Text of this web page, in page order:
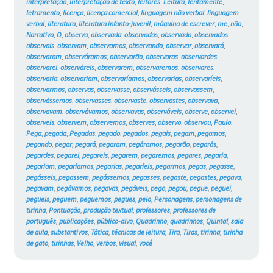
letramento, licença, licença comercial, linguagem não verbal, linguagem
verbal, literatura, literatura infanto-juvenil, máquina de escrever, me, não,
Narrativa, O, observa, observada, observadas, observado, observados,
observais, observam, observamos, observando, observar, observará,
observaram, observáramos, observarão, observaras, observardes,
observarei, observáreis, observarem, observaremos, observares,
observaria, observariam, observaríamos, observarias, observaríeis,
observarmos, observas, observasse, observásseis, observassem,
observássemos, observasses, observaste, observastes, observava,
observavam, observávamos, observavas, observáveis, observe, observei,
observeis, observem, observemos, observes, observo, observou, Paulo,
Pega, pegada, Pegadas, pegado, pegados, pegais, pegam, pegamos,
pegando, pegar, pegará, pegaram, pegáramos, pegarão, pegarás,
pegardes, pegarei, pegareis, pegarem, pegaremos, pegares, pegaria,
pegariam, pegaríamos, pegarias, pegaríeis, pegarmos, pegas, pegasse,
pegásseis, pegassem, pegássemos, pegasses, pegaste, pegastes, pegava,
pegavam, pegávamos, pegavas, pegáveis, pego, pegou, pegue, peguei,
pegueis, peguem, peguemos, pegues, pelo, Personagens, personagens de
tirinha, Pontuação, produção textual, professores, professores de
português, publicações, público-alvo, Quadrinho, quadrinhos, Quintal, sala
de aula, substantivos, Tática, técnicas de leitura, Tira, Tiras, tirinha, tirinha
de gato, tirinhas, Velho, verbos, visual, você